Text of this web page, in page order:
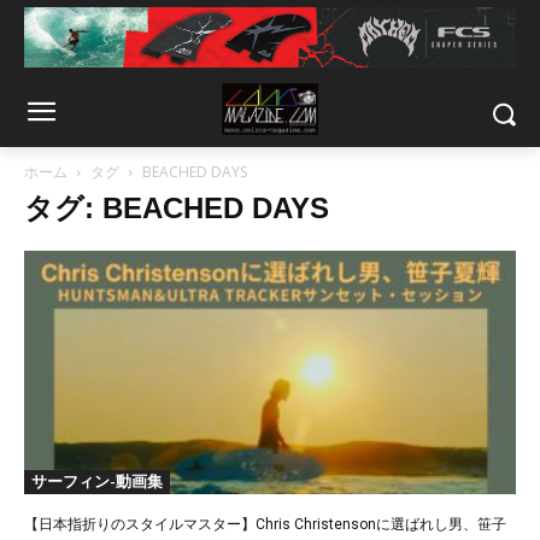
ホーム タグ BEACHED DAYS
タグ: BEACHED DAYS
サーフィン-動画集
【日本指折りのスタイルマスター】Chris Christensonに選ばれし男、笹子